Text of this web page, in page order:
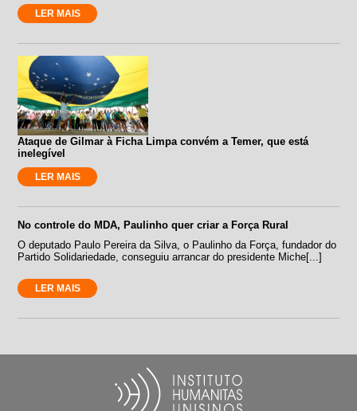
LER MAIS
Ataque de Gilmar à Ficha Limpa convém a Temer, que está
inelegível
LER MAIS
No controle do MDA, Paulinho quer criar a Força Rural
O deputado Paulo Pereira da Silva, o Paulinho da Força, fundador do
Partido Solidariedade, conseguiu arrancar do presidente Miche[...]
LER MAIS